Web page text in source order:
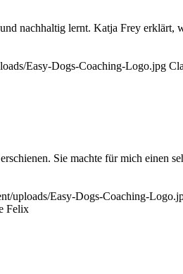
nachhaltig lernt. Katja Frey erklärt,
Easy-Dogs-Coaching-Logo.jpg
Sie machte für mich einen
uploads/Easy-Dogs-Coaching-
Felix